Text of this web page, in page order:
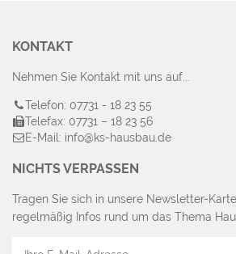
KONTAKT
Nehmen Sie Kontakt mit uns auf...
Telefon: 07731 - 18 23 55
Telefax: 07731 – 18 23 56
E-Mail: info@ks-hausbau.de
NICHTS VERPASSEN
Tragen Sie sich in unsere Newsletter-
regelmäßig Infos rund um das Thema